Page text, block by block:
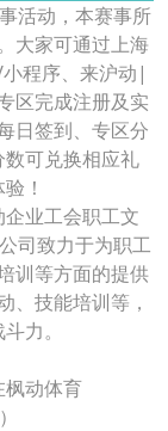
活动，本赛事所
大家可通过上海
程序、来沪动|
区完成注册及实
日签到、专区分
可兑换相应礼
！
业工会职工文
司致力于为职工
训等方面的提供
、技能培训等，
力。
枫动体育